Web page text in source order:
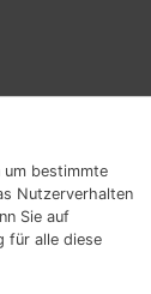
um bestimmte
Nutzerverhalten
Sie auf
für alle diese